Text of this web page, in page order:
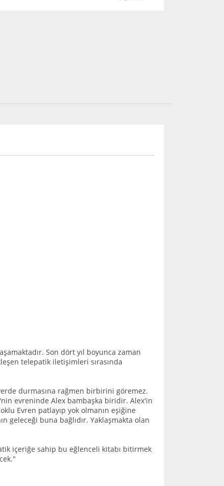
Son dört yıl boyunca zaman
telepatik iletişimleri sırasında
durmasına rağmen birbirini göremez.
evreninde Alex bambaşka biridir. Alex'in
Evren patlayıp yok olmanın eşiğine
geleceği buna bağlıdır. Yaklaşmakta olan
içeriğe sahip bu eğlenceli kitabı bitirmek